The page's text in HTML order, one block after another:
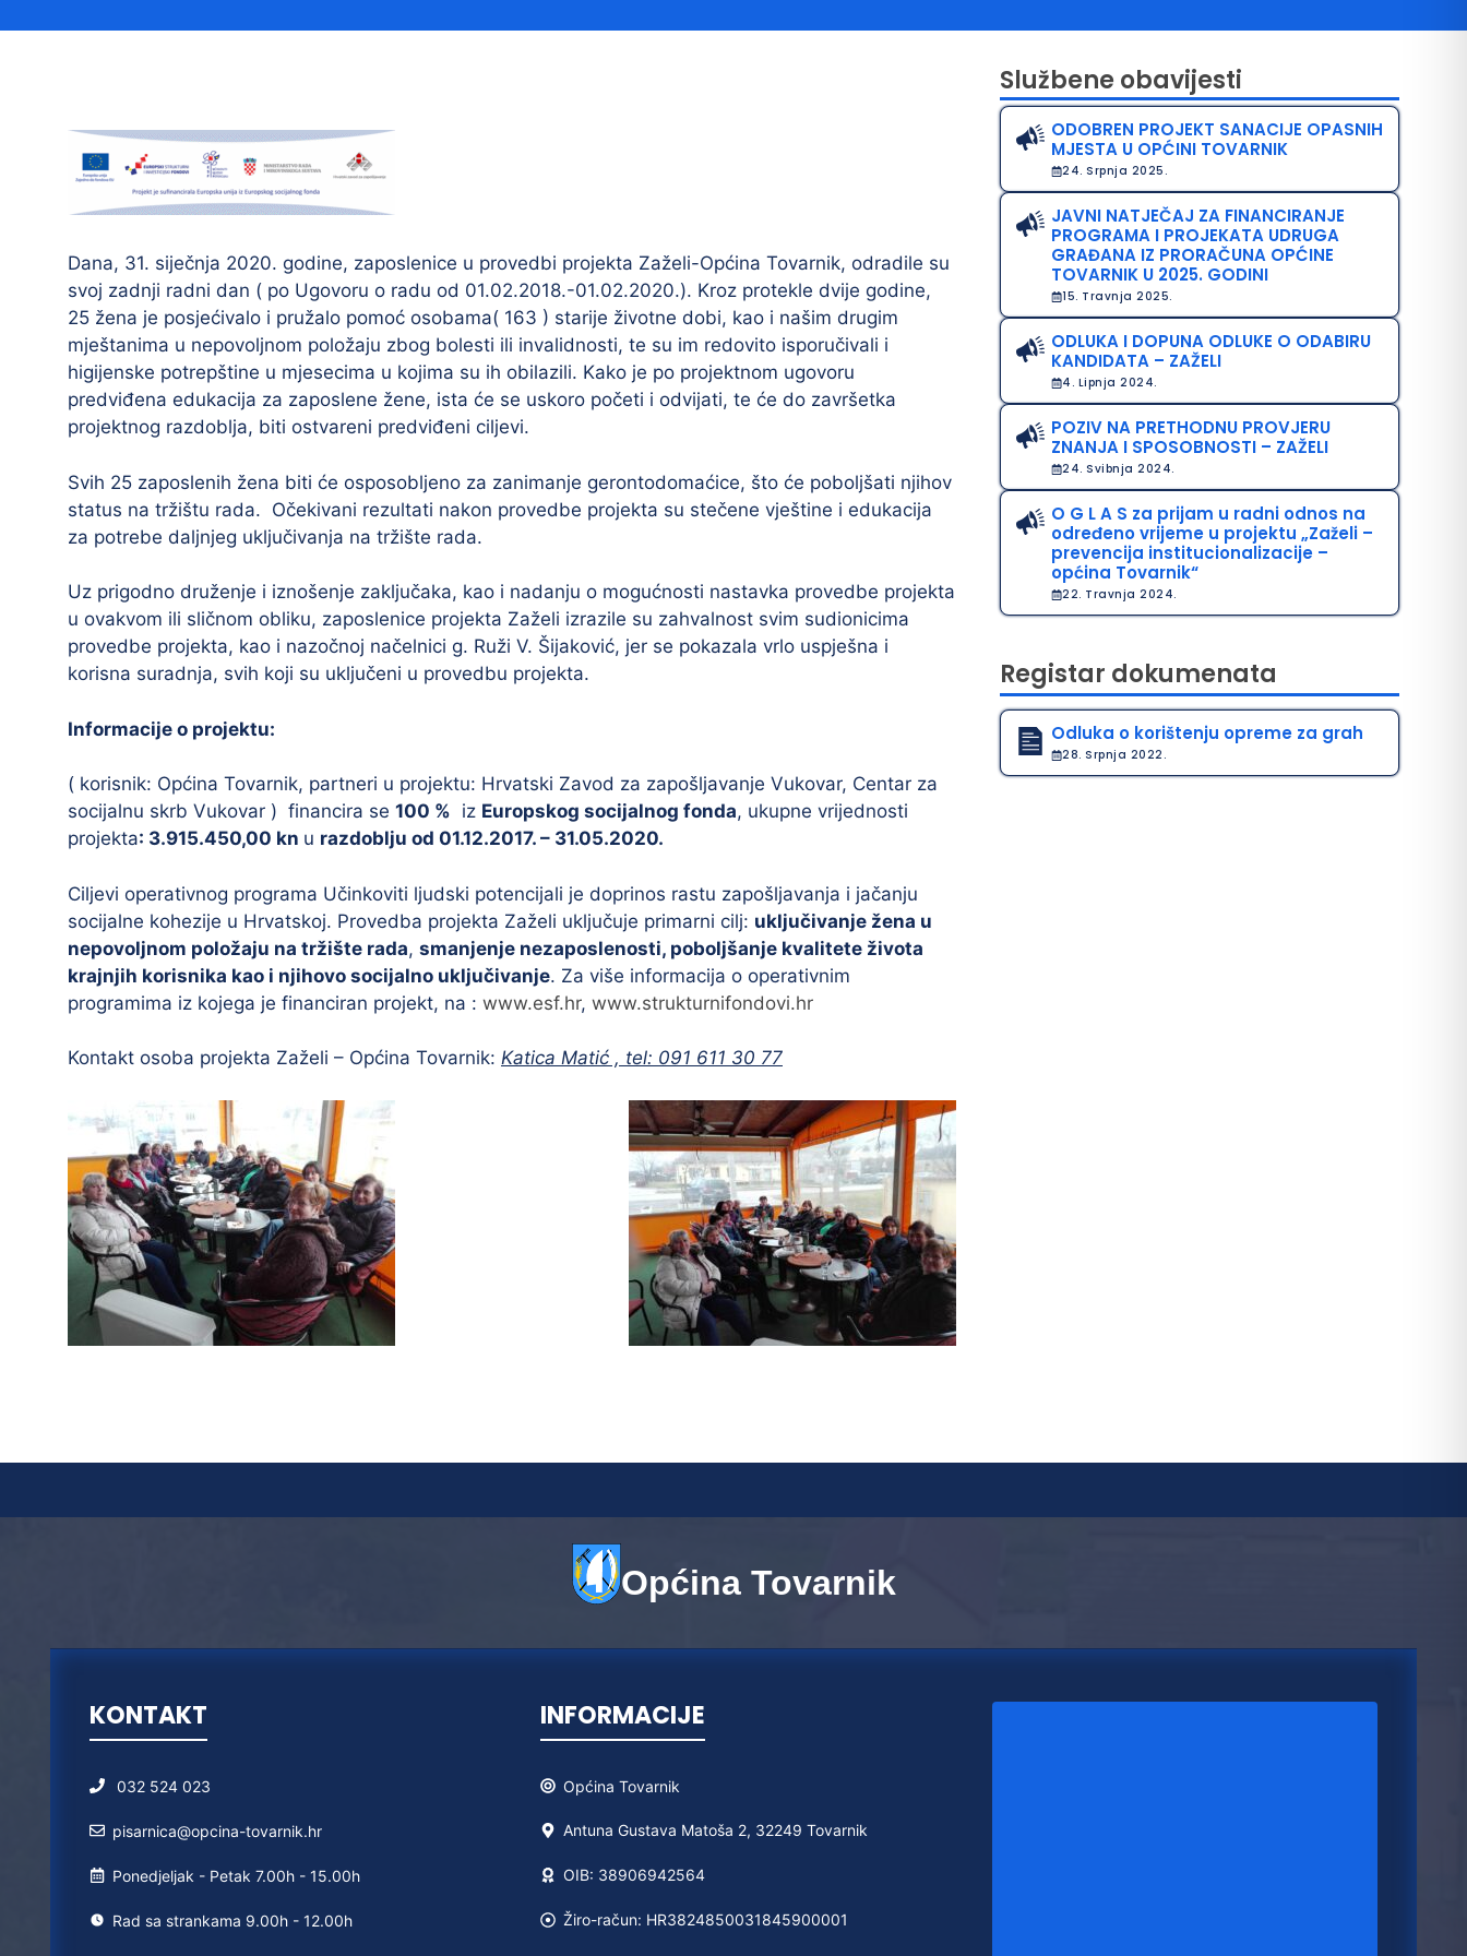
Prostorni plan uređenja Općine Tovarnik
I. izmjene i dopune prostornog plana
uređenja Općine Tovarnik
II. izmjene i dopune prostornog plana
uređenja Općine Tovarnik
III. izmjene i dopune prostornog plana
uređenja Općine Tovarnik
Civilna zaštita
Vatrogastvo
Pravo na pristup informacijama
Izjava o pristupačnosti
Pravila privatnosti
Dana, 31. siječnja 2020. godine, zaposlenice u provedbi projekta Zaželi-Općina Tovarnik, odradile su
svoj zadnji radni dan ( po Ugovoru o radu od 01.02.2018.-01.02.2020.). Kroz protekle dvije godine,
25 žena je posjećivalo i pružalo pomoć osobama( 163 ) starije životne dobi, kao i našim drugim
mještanima u nepovoljnom položaju zbog bolesti ili invalidnosti, te su im redovito isporučivali i
higijenske potrepštine u mjesecima u kojima su ih obilazili. Kako je po projektnom ugovoru
predviđena edukacija za zaposlene žene, ista će se uskoro početi i odvijati, te će do završetka
projektnog razdoblja, biti ostvareni predviđeni ciljevi.
Svih 25 zaposlenih žena biti će osposobljeno za zanimanje gerontodomaćice, što će poboljšati njihov
status na tržištu rada. Očekivani rezultati nakon provedbe projekta su stečene vještine i edukacija
za potrebe daljnjeg uključivanja na tržište rada.
Uz prigodno druženje i iznošenje zaključaka, kao i nadanju o mogućnosti nastavka provedbe projekta
u ovakvom ili sličnom obliku, zaposlenice projekta Zaželi izrazile su zahvalnost svim sudionicima
provedbe projekta, kao i nazočnoj načelnici g. Ruži V. Šijaković, jer se pokazala vrlo uspješna i
korisna suradnja, svih koji su uključeni u provedbu projekta.
Informacije o projektu:
( korisnik: Općina Tovarnik, partneri u projektu: Hrvatski Zavod za zapošljavanje Vukovar, Centar za
socijalnu skrb Vukovar ) financira se 100 % iz Europskog socijalnog fonda, ukupne vrijednosti
projekta: 3.915.450,00 kn u razdoblju od 01.12.2017. – 31.05.2020.
Ciljevi operativnog programa Učinkoviti ljudski potencijali je doprinos rastu zapošljavanja i jačanju
socijalne kohezije u Hrvatskoj. Provedba projekta Zaželi uključuje primarni cilj: uključivanje žena u
nepovoljnom položaju na tržište rada, smanjenje nezaposlenosti, poboljšanje kvalitete života
krajnjih korisnika kao i njihovo socijalno uključivanje. Za više informacija o operativnim
programima iz kojega je financiran projekt, na : www.esf.hr, www.strukturnifondovi.hr
Kontakt osoba projekta Zaželi – Općina Tovarnik: Katica Matić , tel: 091 611 30 77
Službene obavijesti
ODOBREN PROJEKT SANACIJE OPASNIH
MJESTA U OPĆINI TOVARNIK
24. Srpnja 2025.
JAVNI NATJEČAJ ZA FINANCIRANJE
PROGRAMA I PROJEKATA UDRUGA
GRAĐANA IZ PRORAČUNA OPĆINE
TOVARNIK U 2025. GODINI
15. Travnja 2025.
ODLUKA I DOPUNA ODLUKE O ODABIRU
KANDIDATA – ZAŽELI
4. Lipnja 2024.
POZIV NA PRETHODNU PROVJERU
ZNANJA I SPOSOBNOSTI – ZAŽELI
24. Svibnja 2024.
O G L A S za prijam u radni odnos na
određeno vrijeme u projektu „Zaželi –
prevencija institucionalizacije –
općina Tovarnik“
22. Travnja 2024.
Registar dokumenata
Odluka o korištenju opreme za grah
28. Srpnja 2022.
Općina Tovarnik
KONTAKT
032 524 023
pisarnica@opcina-tovarnik.hr
Ponedjeljak - Petak 7.00h - 15.00h
Rad sa strankama 9.00h - 12.00h
INFORMACIJE
OpćinaTovarnik
Antuna Gustava Matoša 2, 32249 Tovarnik
OIB: 38906942564
Žiro-račun: HR3824850031845900001